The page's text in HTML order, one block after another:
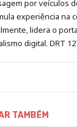
por veículos
experiência na
lidera o
digital. DRT
TAMBÉM